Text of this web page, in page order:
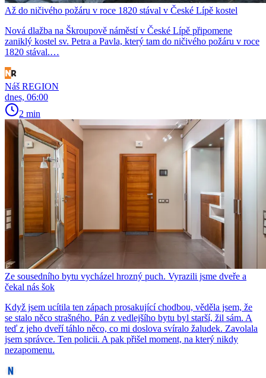
Až do ničivého požáru v roce 1820 stával v České Lípě kostel
Nová dlažba na Škroupově náměstí v České Lípě připomene
zaniklý kostel sv. Petra a Pavla, který tam do ničivého požáru v roce
1820 stával.…
Náš REGION
dnes, 06:00
2 min
Ze sousedního bytu vycházel hrozný puch. Vyrazili jsme dveře a
čekal nás šok
Když jsem ucítila ten zápach prosakující chodbou, věděla jsem, že
se stalo něco strašného. Pán z vedlejšího bytu byl starší, žil sám. A
teď z jeho dveří táhlo něco, co mi doslova svíralo žaludek. Zavolala
jsem správce. Ten policii. A pak přišel moment, na který nikdy
nezapomenu.